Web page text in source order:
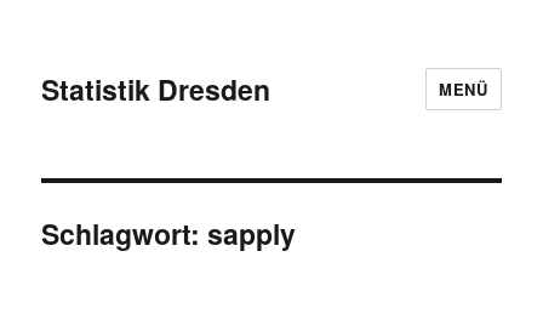
Statistik Dresden MENÜ
Schlagwort:sapply